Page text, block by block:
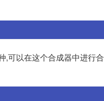
,可以在这个合成器中进行合